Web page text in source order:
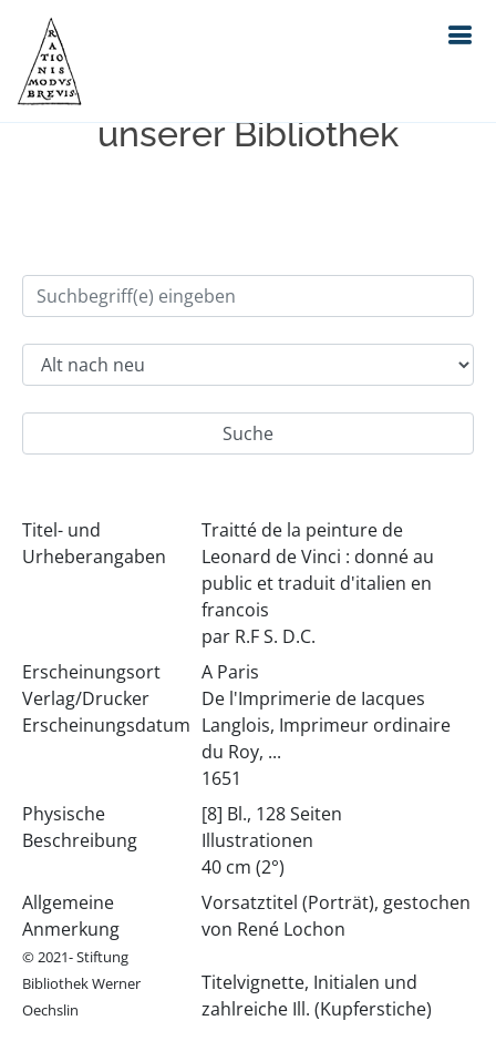
Einfache Suche im Bestand
unserer Bibliothek
Titel- und
Urheberangaben
Traitté de la peinture de
Leonard de Vinci : donné au
public et traduit d'italien en
francois
par R.F S. D.C.
Erscheinungsort
Verlag/Drucker
Erscheinungsdatum
A Paris
De l'Imprimerie de Iacques
Langlois, Imprimeur ordinaire
du Roy, ...
1651
Physische
Beschreibung
[8] Bl., 128 Seiten
Illustrationen
40 cm (2°)
Allgemeine
Anmerkung
© 2021- Stiftung
Bibliothek Werner
Oechslin
Vorsatztitel (Porträt), gestochen
von René Lochon
Titelvignette, Initialen und
zahlreiche Ill. (Kupferstiche)